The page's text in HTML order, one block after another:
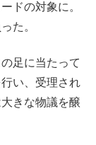
ドの対象に。
た。
足に当たって
い、受理され
きな物議を醸